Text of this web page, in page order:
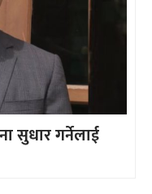
सुधार गर्नेलाई